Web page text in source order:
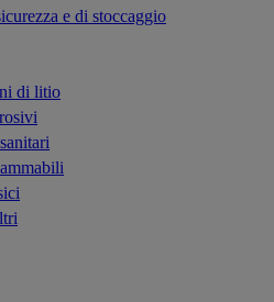
e di stoccaggio
di litio